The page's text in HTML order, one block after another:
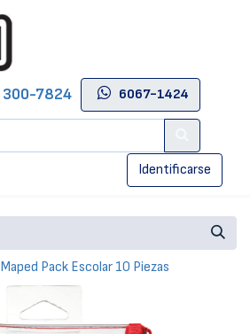
300-7824 6067-1424
Identificarse
Maped Pack Escolar 10 Piezas